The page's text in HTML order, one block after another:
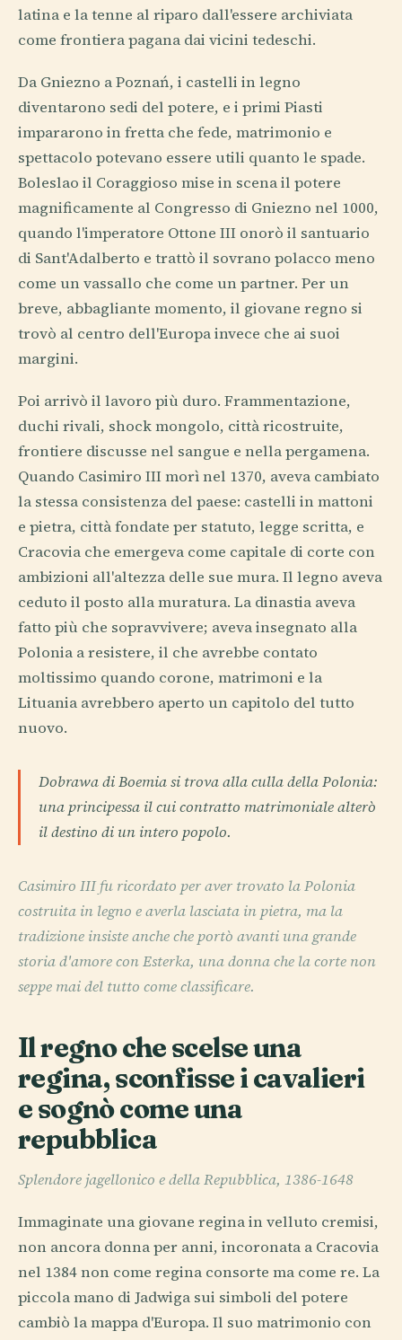
latina e la tenne al riparo dall'essere archiviata
come frontiera pagana dai vicini tedeschi.
Da Gniezno a Poznań, i castelli in legno
diventarono sedi del potere, e i primi Piasti
impararono in fretta che fede, matrimonio e
spettacolo potevano essere utili quanto le spade.
Boleslao il Coraggioso mise in scena il potere
magnificamente al Congresso di Gniezno nel 1000,
quando l'imperatore Ottone III onorò il santuario
di Sant'Adalberto e trattò il sovrano polacco meno
come un vassallo che come un partner. Per un
breve, abbagliante momento, il giovane regno si
trovò al centro dell'Europa invece che ai suoi
margini.
Poi arrivò il lavoro più duro. Frammentazione,
duchi rivali, shock mongolo, città ricostruite,
frontiere discusse nel sangue e nella pergamena.
Quando Casimiro III morì nel 1370, aveva cambiato
la stessa consistenza del paese: castelli in mattoni
e pietra, città fondate per statuto, legge scritta, e
Cracovia che emergeva come capitale di corte con
ambizioni all'altezza delle sue mura. Il legno aveva
ceduto il posto alla muratura. La dinastia aveva
fatto più che sopravvivere; aveva insegnato alla
Polonia a resistere, il che avrebbe contato
moltissimo quando corone, matrimoni e la
Lituania avrebbero aperto un capitolo del tutto
nuovo.
Dobrawa di Boemia si trova alla culla della Polonia:
una principessa il cui contratto matrimoniale alterò
il destino di un intero popolo.
Casimiro III fu ricordato per aver trovato la Polonia
costruita in legno e averla lasciata in pietra, ma la
tradizione insiste anche che portò avanti una grande
storia d'amore con Esterka, una donna che la corte non
seppe mai del tutto come classificare.
Il regno che scelse una
regina, sconfisse i cavalieri
e sognò come una
repubblica
Splendore jagellonico e della Repubblica, 1386-1648
Immaginate una giovane regina in velluto cremisi,
non ancora donna per anni, incoronata a Cracovia
nel 1384 non come regina consorte ma come re. La
piccola mano di Jadwiga sui simboli del potere
cambiò la mappa d'Europa. Il suo matrimonio con